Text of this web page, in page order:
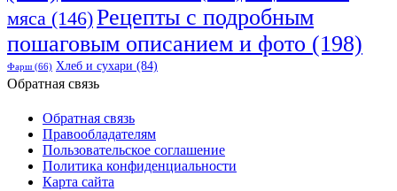
мяса (146)Рецепты с подробным
пошаговым описанием и фото (198)
Фарш(66) Хлеб и сухари (84)
Обратная связь
Обратная связь
Правообладателям
Пользовательское соглашение
Политика конфиденциальности
Карта сайта